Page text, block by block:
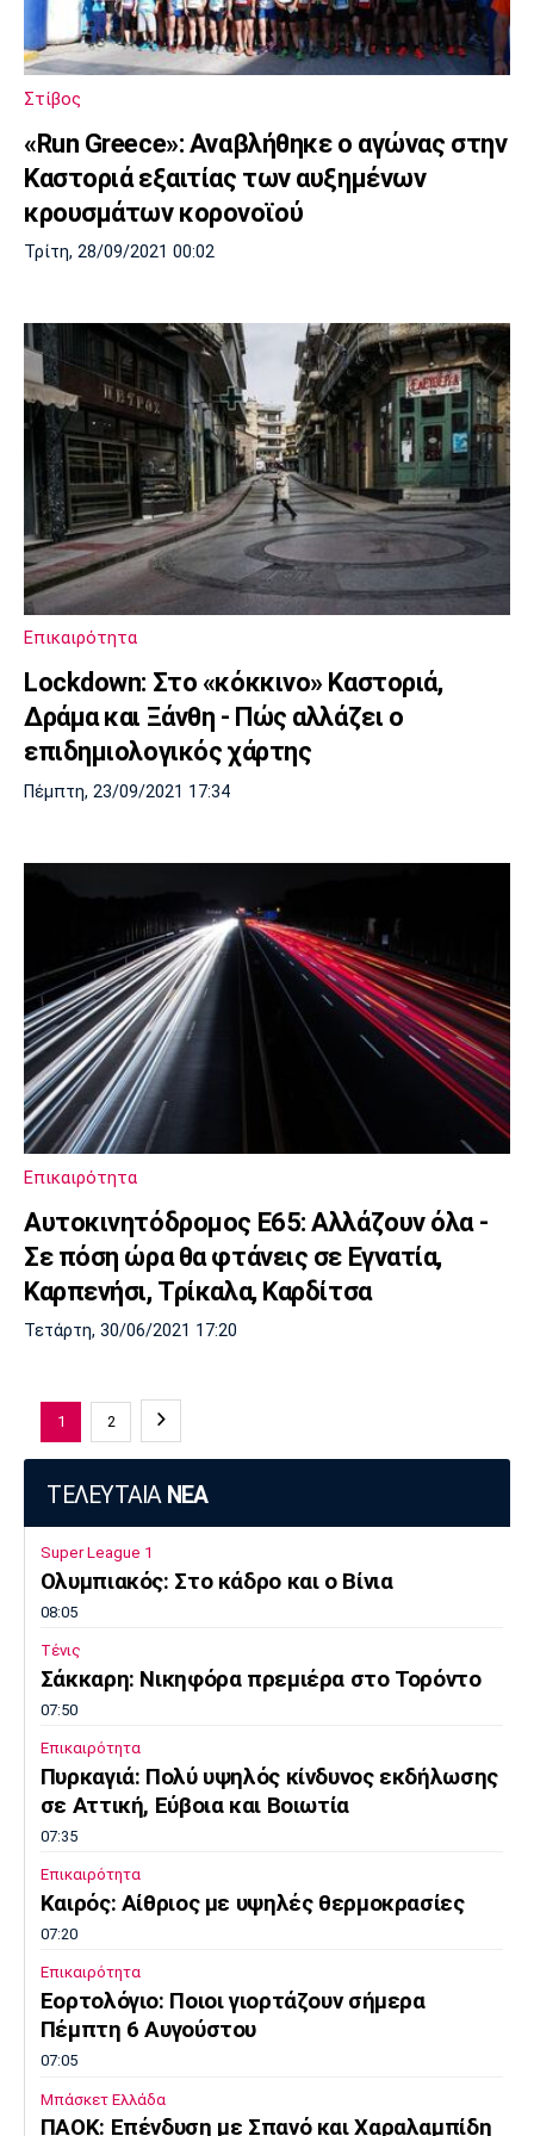
Στίβος
«Run Greece»: Αναβλήθηκε ο αγώνας στην
Καστοριά εξαιτίας των αυξημένων
κρουσμάτων κορονοϊού
Τρίτη, 28/09/2021 00:02
Επικαιρότητα
Lockdown: Στο «κόκκινο» Καστοριά,
Δράμα και Ξάνθη - Πώς αλλάζει ο
επιδημιολογικός χάρτης
Πέμπτη, 23/09/2021 17:34
Επικαιρότητα
Αυτοκινητόδρομος Ε65: Αλλάζουν όλα -
Σε πόση ώρα θα φτάνεις σε Εγνατία,
Καρπενήσι, Τρίκαλα, Καρδίτσα
Τετάρτη, 30/06/2021 17:20
1 2
ΤΕΛΕΥΤΑΙΑ ΝΕΑ
Super League 1
Ολυμπιακός: Στο κάδρο και ο Βίνια
08:05
Τένις
Σάκκαρη: Νικηφόρα πρεμιέρα στο Τορόντο
07:50
Επικαιρότητα
Πυρκαγιά: Πολύ υψηλός κίνδυνος εκδήλωσης
σε Αττική, Εύβοια και Βοιωτία
07:35
Επικαιρότητα
Καιρός: Αίθριος με υψηλές θερμοκρασίες
07:20
Επικαιρότητα
Εορτολόγιο: Ποιοι γιορτάζουν σήμερα
Πέμπτη 6 Αυγούστου
07:05
Μπάσκετ Ελλάδα
ΠΑΟΚ: Επένδυση με Σπανό και Χαραλαμπίδη